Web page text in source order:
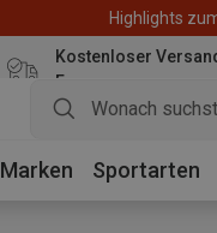
Highlights
Kostenloser
Euro
Marken Sportarten